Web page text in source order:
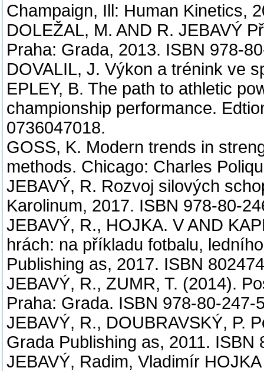
Champaign, Ill: Human Kinetics,
DOLEŽAL, M. AND R. JEBAVÝ
Praha: Grada, 2013. ISBN 978-
DOVALIL, J. Výkon a trénink ve
EPLEY, B. The path to athletic
championship performance.
0736047018.
GOSS, K. Modern trends in
methods. Chicago: Charles
JEBAVÝ, R. Rozvoj silových
Karolinum, 2017. ISBN 978-80-
JEBAVÝ, R., HOJKA. V AND
hrách: na příkladu fotbalu,
Publishing as, 2017. ISBN
JEBAVÝ, R., ZUMR, T. (2014).
Praha: Grada. ISBN 978-80-247-
JEBAVÝ, R., DOUBRAVSKÝ, P.
Grada Publishing as, 2011. ISBN
JEBAVÝ, Radim, Vladimír